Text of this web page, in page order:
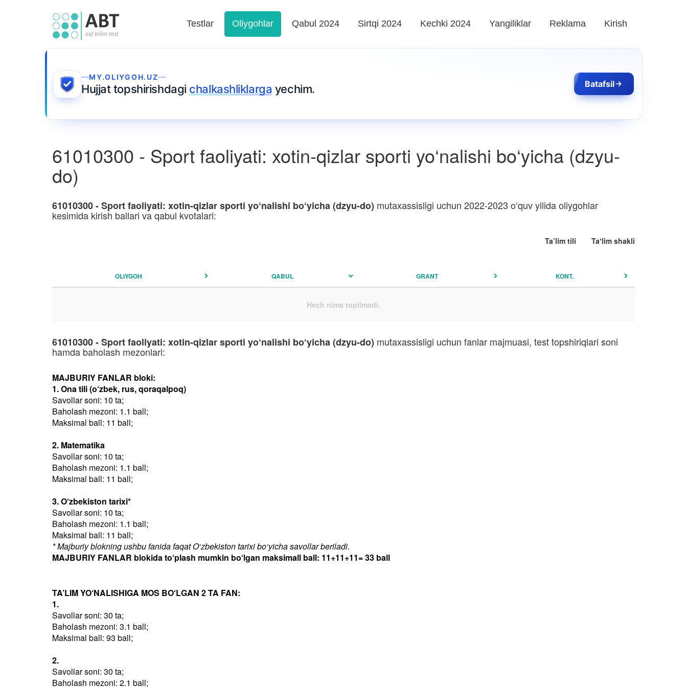
Testlar Oliygohlar Qabul 2024 Sirtqi 2024 Kechki 2024 Yangiliklar Reklama Kirish
MY.OLIYGOH.UZ
Hujjat topshirishdagi chalkashliklarga yechim. Batafsil
61010300 - Sport faoliyati: xotin-qizlar sporti yo‘nalishi bo‘yicha (dzyu-
do)
61010300 - Sport faoliyati: xotin-qizlar sporti yo‘nalishi bo‘yicha (dzyu-do) mutaxassisligi uchun 2022-2023 o‘quv yilida oliygohlar
kesimida kirish ballari va qabul kvotalari:
Taʼlim shakli
Ta’lim tili
OLIYGOH QABUL GRANT KONT.
Hech nima topilmadi.
61010300 - Sport faoliyati: xotin-qizlar sporti yo‘nalishi bo‘yicha (dzyu-do) mutaxassisligi uchun fanlar majmuasi, test topshiriqlari soni
hamda baholash mezonlari:
MAJBURIY FANLAR bloki:
1. Ona tili (o‘zbek, rus, qoraqalpoq)
Savollar soni: 10 ta;
Baholash mezoni: 1.1 ball;
Maksimal ball: 11 ball;
2. Matematika
Savollar soni: 10 ta;
Baholash mezoni: 1.1 ball;
Maksimal ball: 11 ball;
3. O‘zbekiston tarixi*
Savollar soni: 10 ta;
Baholash mezoni: 1.1 ball;
Maksimal ball: 11 ball;
* Majburiy blokning ushbu fanida faqat O‘zbekiston tarixi bo‘yicha savollar beriladi.
MAJBURIY FANLAR blokida to‘plash mumkin bo‘lgan maksimall ball: 11+11+11= 33 ball
TA’LIM YO‘NALISHIGA MOS BO‘LGAN 2 TA FAN:
1.
Savollar soni: 30 ta;
Baholash mezoni: 3.1 ball;
Maksimal ball: 93 ball;
2.
Savollar soni: 30 ta;
Baholash mezoni: 2.1 ball;